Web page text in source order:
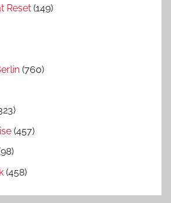
Reset (149)
(760)
(457)
(458)